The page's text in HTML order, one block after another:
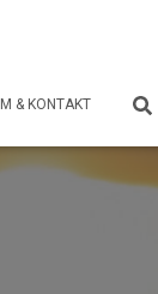
& KONTAKT